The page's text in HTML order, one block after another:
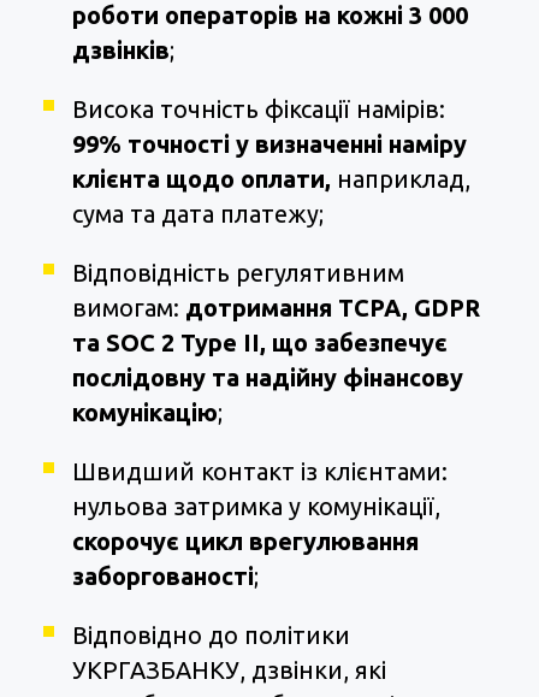
роботи операторів на кожні 3 000
дзвінків;
Висока точність фіксації намірів:
99% точності у визначенні наміру
клієнта щодо оплати, наприклад,
сума та дата платежу;
Відповідність регулятивним
вимогам: дотримання TCPA, GDPR
та SOC 2 Type II, що забезпечує
послідовну та надійну фінансову
комунікацію;
Швидший контакт із клієнтами:
нульова затримка у комунікації,
скорочує цикл врегулювання
заборгованості;
Відповідно до політики
УКРГАЗБАНКУ, дзвінки, які